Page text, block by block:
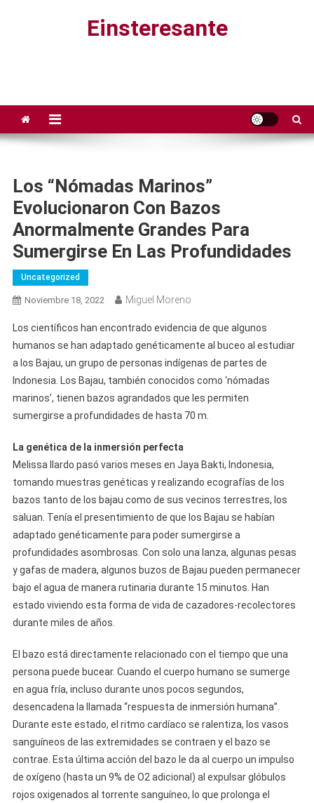
Einsteresante
Los “nómadas Marinos”
Evolucionaron Con Bazos
Anormalmente Grandes Para
Sumergirse En Las Profundidades
Uncategorized
Noviembre 18, 2022 Miguel Moreno
Los científicos han encontrado evidencia de que algunos
humanos se han adaptado genéticamente al buceo al estudiar
a los Bajau, un grupo de personas indígenas de partes de
Indonesia. Los Bajau, también conocidos como ‘nómadas
marinos’, tienen bazos agrandados que les permiten
sumergirse a profundidades de hasta 70 m.
La genética de la inmersión perfecta
Melissa Ilardo pasó varios meses en Jaya Bakti, Indonesia,
tomando muestras genéticas y realizando ecografías de los
bazos tanto de los bajau como de sus vecinos terrestres, los
saluan. Tenía el presentimiento de que los Bajau se habían
adaptado genéticamente para poder sumergirse a
profundidades asombrosas. Con solo una lanza, algunas pesas
y gafas de madera, algunos buzos de Bajau pueden permanecer
bajo el agua de manera rutinaria durante 15 minutos. Han
estado viviendo esta forma de vida de cazadores-recolectores
durante miles de años.
El bazo está directamente relacionado con el tiempo que una
persona puede bucear. Cuando el cuerpo humano se sumerge
en agua fría, incluso durante unos pocos segundos,
desencadena la llamada “respuesta de inmersión humana”.
Durante este estado, el ritmo cardíaco se ralentiza, los vasos
sanguíneos de las extremidades se contraen y el bazo se
contrae. Esta última acción del bazo le da al cuerpo un impulso
de oxígeno (hasta un 9% de O2 adicional) al expulsar glóbulos
rojos oxigenados al torrente sanguíneo, lo que prolonga el